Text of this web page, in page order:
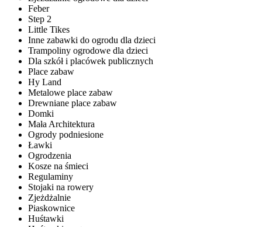
Feber
Step 2
Little Tikes
Inne zabawki do ogrodu dla dzieci
Trampoliny ogrodowe dla dzieci
Dla szkół i placówek publicznych
Place zabaw
Hy Land
Metalowe place zabaw
Drewniane place zabaw
Domki
Mała Architektura
Ogrody podniesione
Ławki
Ogrodzenia
Kosze na śmieci
Regulaminy
Stojaki na rowery
Zjeżdżalnie
Piaskownice
Huśtawki